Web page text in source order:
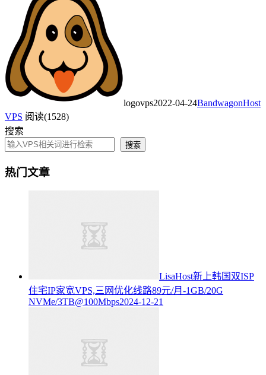
logovps2022-04-24BandwagonHost
VPS 阅读(1528)
搜索
搜索
热门文章
LisaHost新上韩国双ISP
住宅IP家宽VPS,三网优化线路89元/月-1GB/20G
NVMe/3TB@100Mbps2024-12-21